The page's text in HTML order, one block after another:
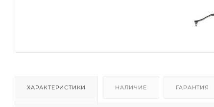
ХАРАКТЕРИСТИКИ НАЛИЧИЕ ГАРАНТИЯ